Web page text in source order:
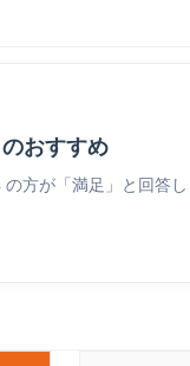
おすすめ
方が「満足」と回答